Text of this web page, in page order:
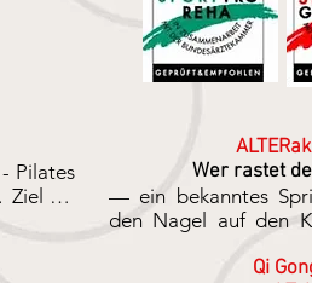
Pilates
Ziel ist
Wer rastet
— ein bekanntes
den Nagel auf den
wissenschaftlich
Bewegung viel für
Qi